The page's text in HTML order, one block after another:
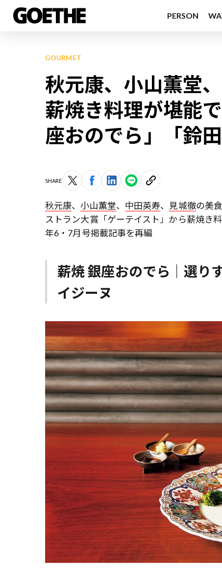
PERSON
GOURMET
秋元康、小山薫堂
薪焼き料理が堪能
座おのでら」「鈴
SHARE
秋元康、 小山薫堂、 中田英寿、 見城徹の美
ストラン大賞「ゲーテイスト」から薪焼き
年6・7月号掲載記事を再編
薪焼 銀座おのでら｜選り
イジーヌ